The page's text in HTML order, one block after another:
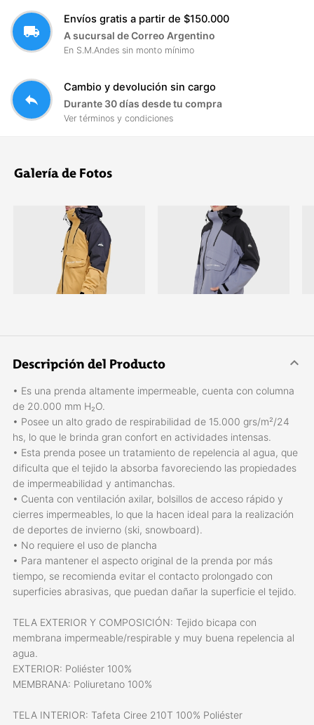
local_shipping
Envíos gratis a partir de $150.000
A sucursal de Correo Argentino
En S.M.Andes sin monto mínimo
reply
Cambio y devolución sin cargo
Durante 30 días desde tu compra
Ver términos y condiciones
Galería de Fotos
Descripción del Producto
• Es una prenda altamente impermeable, cuenta con columna
de 20.000 mm H₂O.
• Posee un alto grado de respirabilidad de 15.000 grs/m²/24
hs, lo que le brinda gran confort en actividades intensas.
• Esta prenda posee un tratamiento de repelencia al agua, que
dificulta que el tejido la absorba favoreciendo las propiedades
de impermeabilidad y antimanchas.
• Cuenta con ventilación axilar, bolsillos de acceso rápido y
cierres impermeables, lo que la hacen ideal para la realización
de deportes de invierno (ski, snowboard).
• No requiere el uso de plancha
• Para mantener el aspecto original de la prenda por más
tiempo, se recomienda evitar el contacto prolongado con
superficies abrasivas, que puedan dañar la superficie el tejido.
TELA EXTERIOR Y COMPOSICIÓN: Tejido bicapa con
membrana impermeable/respirable y muy buena repelencia al
agua.
EXTERIOR: Poliéster 100%
MEMBRANA: Poliuretano 100%
TELA INTERIOR: Tafeta Ciree 210T 100% Poliéster